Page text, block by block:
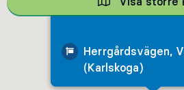
Herrgårdsvägen,
(Karlskoga)